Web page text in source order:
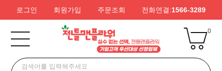
로그인 회원가입 주문조회 전화연결:1566-3289
0